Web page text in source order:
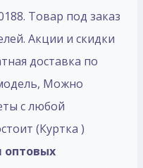
Товар под заказ
Акции и скидки
доставка по
Mожно
с любой
(Куртка )
оптовых